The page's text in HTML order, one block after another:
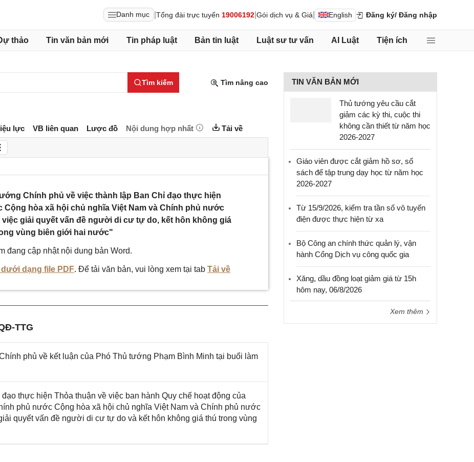
Danh mục Tổng đài trực tuyến 19006192 Gói dịch vụ & Giá English Đăng ký/ Đăng nhập
thảo Tin văn bản mới Tin pháp luật Bản tin luật Luật sư tư vấn AI Luật Tiện ích
Tìm kiếm Tìm nâng cao
lực VB liên quan Lược đồ Nội dung hợp nhất Tải về
Chính phủ về việc thành lập Ban Chỉ đạo thực hiện
hòa xã hội chủ nghĩa Việt Nam và Chính phủ nước
giải quyết vấn đề người di cư tự do, kết hôn không giá
vùng biên giới hai nước"
đang cập nhật nội dung bản Word.
dạng file PDF. Để tải văn bản, vui lòng xem tại tab Tải về
TTG
phủ về kết luận của Phó Thủ tướng Phạm Bình Minh tại buổi làm
thực hiện Thỏa thuận về việc ban hành Quy chế hoạt động của
phủ nước Cộng hòa xã hội chủ nghĩa Việt Nam và Chính phủ nước
quyết vấn đề người di cư tự do và kết hôn không giá thú trong vùng
TIN VĂN BẢN MỚI
Thủ tướng yêu cầu cắt
giảm các kỳ thi, cuộc thi
không cần thiết từ năm học
2026-2027
Giáo viên được cắt giảm hồ sơ, sổ
sách để tập trung dạy học từ năm học
2026-2027
Từ 15/9/2026, kiểm tra tần số vô tuyến
điện được thực hiện từ xa
Bộ Công an chính thức quản lý, vận
hành Cổng Dịch vụ công quốc gia
Xăng, dầu đồng loạt giảm giá từ 15h
hôm nay, 06/8/2026
Xem thêm